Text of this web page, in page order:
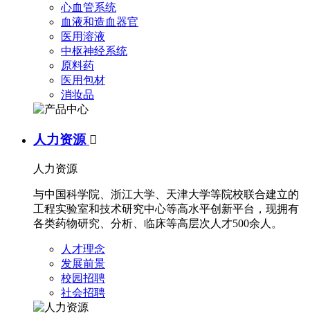
心血管系统
血液和造血器官
医用溶液
中枢神经系统
原料药
医用包材
消妆品
人力资源 
人力资源
与中国科学院、浙江大学、天津大学等院校联合建立的
工程实验室和技术研究中心等高水平创新平台，现拥有
各类药物研究、分析、临床等高层次人才500余人。
人才理念
发展前景
校园招聘
社会招聘